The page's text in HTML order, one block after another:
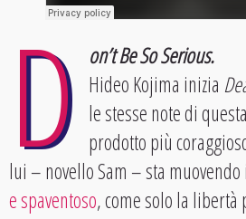
D
on’t Be So Serious.
Hideo Kojima inizia
le stesse note di
prodotto più
lui – novello Sam – sta muovendo
e spaventoso, come solo la libertà